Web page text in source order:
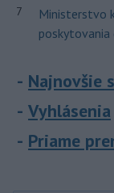
7
Ministerstvo
Najnovšie
Vyhlásenia
Priame